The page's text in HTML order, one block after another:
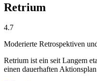
Retrium
4.7
Moderierte Retrospektiven
Retrium ist ein seit Langem
einen dauerhaften